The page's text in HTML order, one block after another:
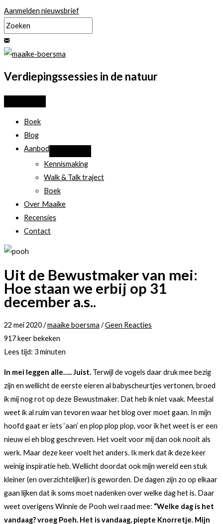
Ga
naar
de
inhoud
Aanmelden nieuwsbrief
Verdiepingssessies in de natuur
Boek
Blog
Aanbod
Kennismaking
Walk & Talk traject
Boek
Over Maaike
Recensies
Contact
Uit de Bewustmaker van mei:
Hoe staan we erbij op 31
december a.s..
22 mei 2020/maaike boersma /Geen Reacties
917 keer bekeken
Lees tijd: 3minuten
In mei leggen alle….. Juist. Terwijl de vogels daar druk mee bezig
zijn en wellicht de eerste eieren al babyscheurtjes vertonen, broed
ik mij nog rot op deze Bewustmaker. Dat heb ik niet vaak. Meestal
weet ik al ruim van tevoren waar het blog over moet gaan. In mijn
hoofd gaat er iets ‘aan’ en plop plop plop, voor ik het weet is er een
nieuw ei eh blog geschreven. Het voelt voor mij dan ook nooit als
werk. Maar deze keer voelt het anders. Ik merk dat ik deze keer
weinig inspiratie heb. Wellicht doordat ook mijn wereld een stuk
kleiner (en overzichtelijker) is geworden. De dagen zijn zo op elkaar
gaan lijken dat ik soms moet nadenken over welke dag het is. Daar
weet overigens Winnie de Pooh wel raad mee: “Welke dag is het
vandaag? vroeg Poeh. Het is vandaag, piepte Knorretje. Mijn